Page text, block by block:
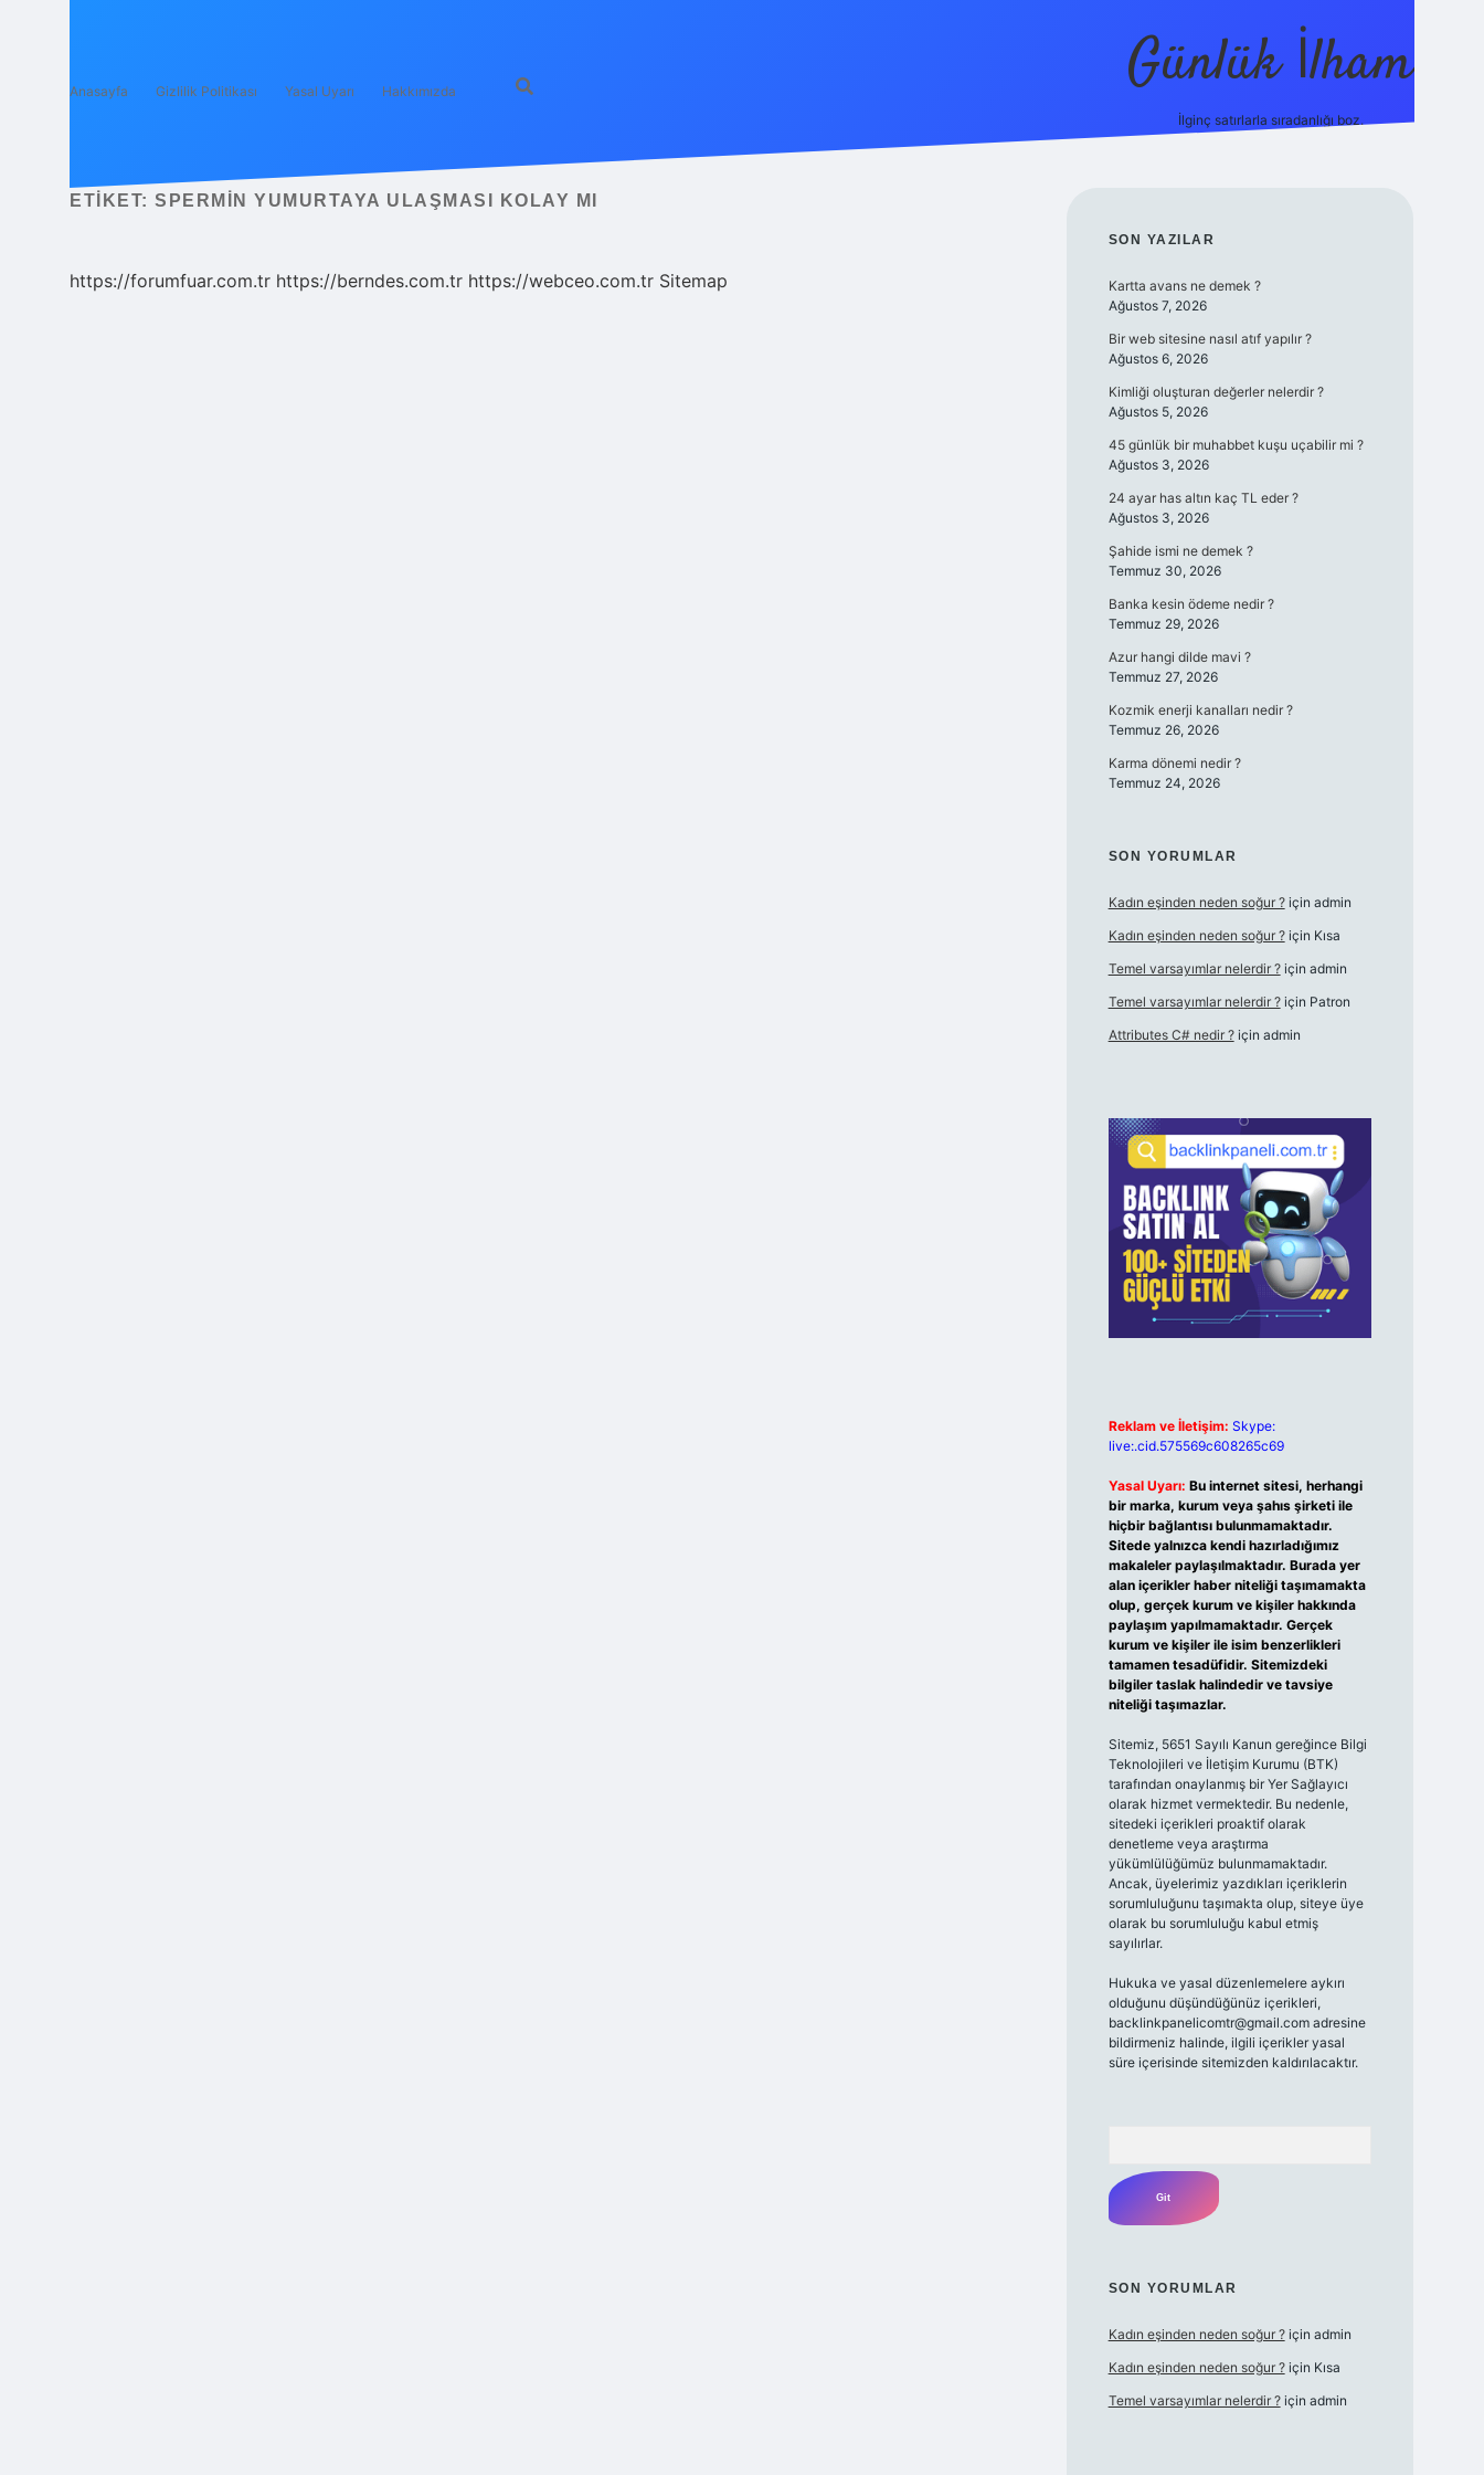
Anasayfa Gizlilik Politikası Yasal Uyarı Hakkımızda Günlük İlham
İlginç satırlarla sıradanlığı boz.
ETIKET: SPERMIN YUMURTAYA ULAŞMASI KOLAY MI
https://forumfuar.com.tr https://berndes.com.tr https://webceo.com.tr Sitemap
SIDEBAR
SON YAZILAR
Kartta avans ne demek ?
Ağustos 7, 2026
Bir web sitesine nasıl atıf yapılır ?
Ağustos 6, 2026
Kimliği oluşturan değerler nelerdir ?
Ağustos 5, 2026
45 günlük bir muhabbet kuşu uçabilir mi ?
Ağustos 3, 2026
24 ayar has altın kaç TL eder ?
Ağustos 3, 2026
Şahide ismi ne demek ?
Temmuz 30, 2026
Banka kesin ödeme nedir ?
Temmuz 29, 2026
Azur hangi dilde mavi ?
Temmuz 27, 2026
Kozmik enerji kanalları nedir ?
Temmuz 26, 2026
Karma dönemi nedir ?
Temmuz 24, 2026
SON YORUMLAR
Kadın eşinden neden soğur ?için admin
Kadın eşinden neden soğur ?için Kısa
Temel varsayımlar nelerdir ?için admin
Temel varsayımlar nelerdir ?için Patron
Attributes C# nedir ?için admin
Reklam ve İletişim: Skype:
live:.cid.575569c608265c69
Yasal Uyarı: Bu internet sitesi, herhangi
bir marka, kurum veya şahıs şirketi ile
hiçbir bağlantısı bulunmamaktadır.
Sitede yalnızca kendi hazırladığımız
makaleler paylaşılmaktadır. Burada yer
alan içerikler haber niteliği taşımamakta
olup, gerçek kurum ve kişiler hakkında
paylaşım yapılmamaktadır. Gerçek
kurum ve kişiler ile isim benzerlikleri
tamamen tesadüfidir. Sitemizdeki
bilgiler taslak halindedir ve tavsiye
niteliği taşımazlar.
Sitemiz, 5651 Sayılı Kanun gereğince Bilgi
Teknolojileri ve İletişim Kurumu (BTK)
tarafından onaylanmış bir Yer Sağlayıcı
olarak hizmet vermektedir. Bu nedenle,
sitedeki içerikleri proaktif olarak
denetleme veya araştırma
yükümlülüğümüz bulunmamaktadır.
Ancak, üyelerimiz yazdıkları içeriklerin
sorumluluğunu taşımakta olup, siteye üye
olarak bu sorumluluğu kabul etmiş
sayılırlar.
Hukuka ve yasal düzenlemelere aykırı
olduğunu düşündüğünüz içerikleri,
backlinkpanelicomtr@gmail.comadresine
bildirmeniz halinde, ilgili içerikler yasal
süre içerisinde sitemizden kaldırılacaktır.
SON YORUMLAR
Kadın eşinden neden soğur ?için admin
Kadın eşinden neden soğur ?için Kısa
Temel varsayımlar nelerdir ?için admin